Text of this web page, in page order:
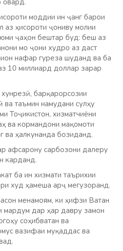
овард.
моддии ин ҷанг барои
аз ҳисороти ҷониву молии
ҷаҳон бештар буд: беш аз
мо ҷони худро аз даст
нафар гуреза шуданд ва ба
10 миллиард доллар зарар
барқарорсозии
ва таъмин намудани сулҳу
Тоҷикистон, хизматчиёни
ва кормандони мақомоти
ва ҳалкунанда бозиданд.
афсарону сарбозони далеру
карданд.
ба ин хизмати таърихии
худ ҳамеша арҷ мегузоранд.
менамоям, ки ҳифзи Ватан
мардум дар ҳар давру замон
соҳибватан ва
вазифаи муқаддас ва